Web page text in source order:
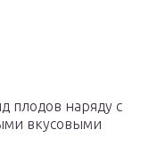
плодов наряду с
вкусовыми